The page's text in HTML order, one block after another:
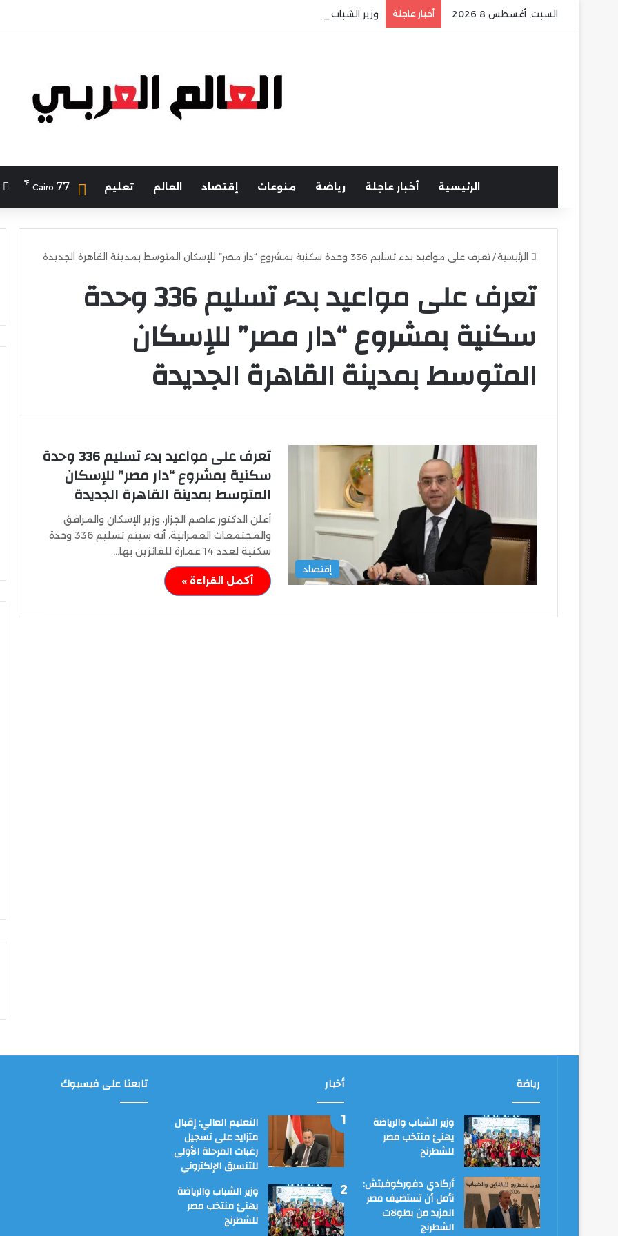
السبت, أغسطس 8 2026 أخبار عاجلة وزير الشباب والرياضة يهنئ منتخب مصر للشطرنج
الرئيسية أخبار عاجلة رياضة منوعات إقتصاد العالم تعليم Cairo 77
℉
الرئيسية/ تعرف على مواعيد بدء تسليم 336 وحدة سكنية بمشروع “دار مصر” للإسكان المتوسط بمدينة القاهرة الجديدة
تعرف على مواعيد بدء تسليم 336 وحدة
سكنية بمشروع “دار مصر” للإسكان
المتوسط بمدينة القاهرة الجديدة
إقتصاد
تعرف على مواعيد بدء تسليم 336 وحدة
سكنية بمشروع “دار مصر” للإسكان
المتوسط بمدينة القاهرة الجديدة
أعلن الدكتور عاصم الجزار، وزير الإسكان والمرافق
والمجتمعات العمرانية، أنه سيتم تسليم 336 وحدة
سكنية لعدد 14 عمارة للفائزين بها…
أكمل القراءة »
في
تشكيل بيراميدز في مواجهة ألانيا
سبور التركي
متزايد
على
تسجيل
رغبات
المرحلة
الأولى
للتنسيق
الإلكتروني
التعليم العالي: إقبال متزايد على
تسجيل رغبات المرحلة الأولى للتنسيق
الإلكتروني
رياضة
وزير الشباب والرياضة
يهنئ منتخب مصر
للشطرنج
أركادي دفوركوفيتش:
نأمل أن تستضيف مصر
المزيد من بطولات
الشطرنج
أخبار
التعليم العالي: إقبال
متزايد على تسجيل
رغبات المرحلة الأولى
للتنسيق الإلكتروني
وزير الشباب والرياضة
يهنئ منتخب مصر
للشطرنج
تابعنا على فيسبوك